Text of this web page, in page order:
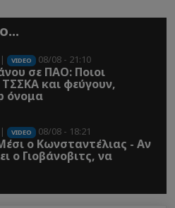
| VIDEO 08/08 - 21:10
σε ΠΑΟ: Ποιοι
και φεύγουν,
όνομα
| VIDEO 08/08 - 18:21
ο Κωνσταντέλιας - Αν
ο Γιοβάνοβιτς, να